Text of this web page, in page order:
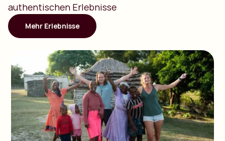
authentischen Erlebnisse
Mehr Erlebnisse